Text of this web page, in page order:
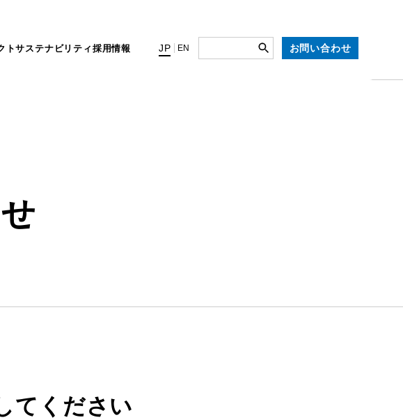
トサステナビリティ 採用情報 JP EN お問い合わせ
てください